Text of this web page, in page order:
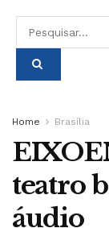
Home Brasília
teatro
áudio